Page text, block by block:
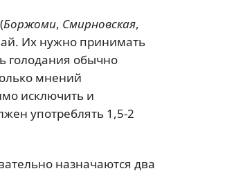
Боржоми, Смирновская,
Их нужно принимать
голодания обычно
мнений
исключить и
употреблять 1,5-2
назначаются два